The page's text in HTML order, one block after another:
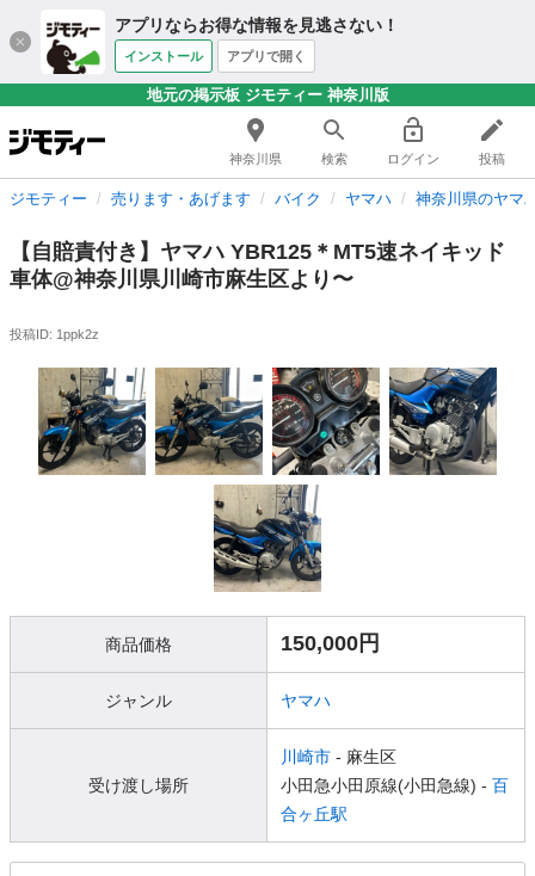
アプリならお得な情報を見逃さない！
インストール アプリで開く
地元の掲示板 ジモティー 神奈川版
神奈川県 検索 ログイン 投稿
ジモティー 売ります・あげます バイク ヤマハ 神奈川県のヤマ
【自賠責付き】ヤマハ YBR125＊MT5速ネイキッド
車体@神奈川県川崎市麻生区より〜
投稿ID: 1ppk2z
商品価格 150,000円
ジャンル ヤマハ
受け渡し場所
川崎市 - 麻生区
小田急小田原線(小田急線) - 百
合ヶ丘駅